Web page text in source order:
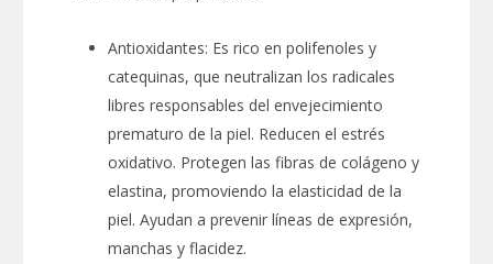
Antioxidantes: Es rico en polifenoles y
catequinas, que neutralizan los radicales
libres responsables del envejecimiento
prematuro de la piel. Reducen el estrés
oxidativo. Protegen las fibras de colágeno y
elastina, promoviendo la elasticidad de la
piel. Ayudan a prevenir líneas de expresión,
manchas y flacidez.